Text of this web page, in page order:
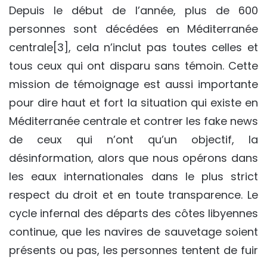
Depuis le début de l’année, plus de 600
personnes sont décédées en Méditerranée
centrale[3], cela n’inclut pas toutes celles et
tous ceux qui ont disparu sans témoin. Cette
mission de témoignage est aussi importante
pour dire haut et fort la situation qui existe en
Méditerranée centrale et contrer les fake news
de ceux qui n’ont qu’un objectif, la
désinformation, alors que nous opérons dans
les eaux internationales dans le plus strict
respect du droit et en toute transparence. Le
cycle infernal des départs des côtes libyennes
continue, que les navires de sauvetage soient
présents ou pas, les personnes tentent de fuir